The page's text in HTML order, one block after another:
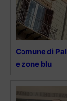
Comune di
e zone blu